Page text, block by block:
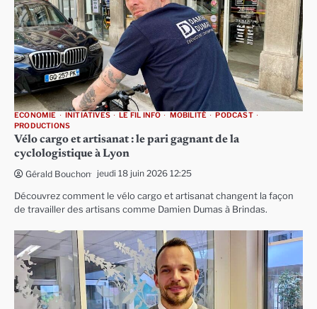
ECONOMIE INITIATIVES LE FIL INFO MOBILITÉ
PODCAST
PRODUCTIONS
Vélo cargo et artisanat : le pari gagnant de la
cyclologistique à Lyon
Gérald Bouchon jeudi 18 juin 2026 12:25
Découvrez comment le vélo cargo et artisanat changent la façon
de travailler des artisans comme Damien Dumas à Brindas.